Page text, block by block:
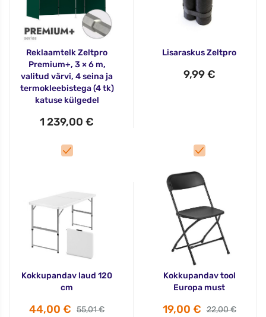
Reklaamtelk Zeltpro
Premium+, 3 × 6 m,
valitud värvi, 4 seina ja
termokleebistega (4 tk)
katuse külgedel
1 239,00 €
Lisaraskus Zeltpro
9,99 €
Kokkupandav laud 120
cm
44,00 € 55,01 €
Kokkupandav tool
Europa must
19,00 € 22,00 €